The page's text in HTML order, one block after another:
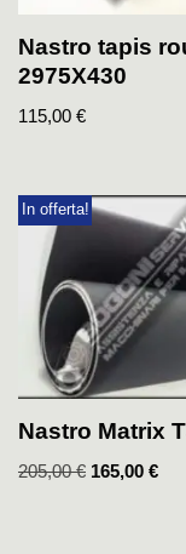
Nastro tapis
2975X430
115,00 €
In offerta!
Nastro Matrix
205,00€ 165,00 €